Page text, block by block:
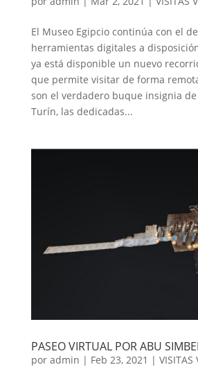
El Museo Egipcio continúa con el
herramientas digitales a
ya está disponible un nuevo
que permite visitar de forma
son el verdadero buque insignia
Turín, las dedicadas...
PASEO VIRTUAL POR ABU
por admin | Feb 23, 2021 | VISITAS